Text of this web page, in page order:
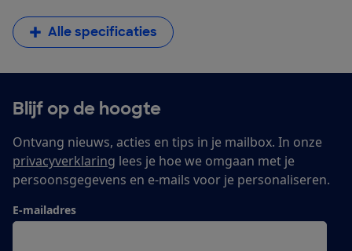
Alle specificaties
Blijf op de hoogte
Ontvang nieuws, acties en tips in je mailbox. In onze
privacyverklaring lees je hoe we omgaan met je
persoonsgegevens en e-mails voor je personaliseren.
E-mailadres